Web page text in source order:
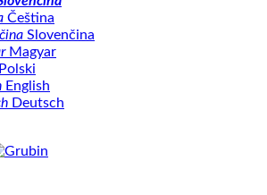
Čeština
Slovenčina
Magyar
Polski
English
Deutsch